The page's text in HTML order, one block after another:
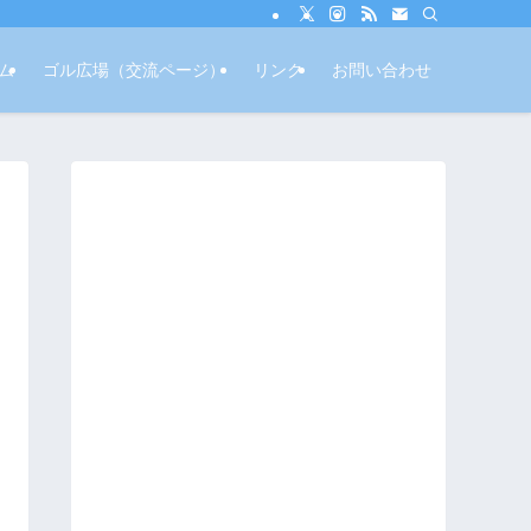
ゴル広場（交流ページ） リンク お問い合わせ